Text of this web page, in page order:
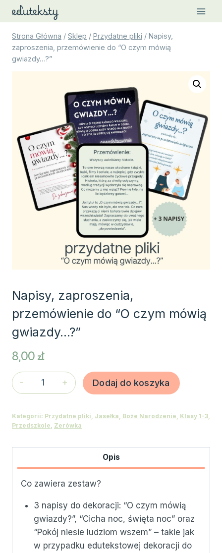
Przejdź
treściStrona Główna / Sklep / Przydatne pliki / Napisy,
zaproszenia, przemówienie do “O czym mówią
gwiazdy…?”
Napisy, zaproszenia,
przemówienie do “O czym mówią
gwiazdy…?”
8,00zł
ilość
Napisy,
przemówienie
do
"O
mówią
gwiazdy...?"
Dodaj do koszyka
Kategorii: Przydatne pliki, Jasełka, Boże Narodzenie, Klasy 1-3,
Przedszkole, Zerówka
Opis
Co zawiera zestaw?
3 napisy do dekoracji: “O czym mówią
gwiazdy?”, “Cicha noc, święta noc” oraz
“Pokój niesie ludziom wszem” – takie jak
w przypadku edutekstowej dekoracji do